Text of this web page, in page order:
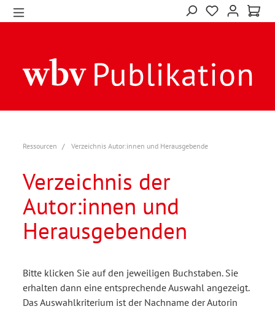
Ressourcen Verzeichnis Autor:innen und Herausgebende
Verzeichnis der
Autor:innen und
Herausgebenden
Bitte klicken Sie auf den jeweiligen Buchstaben. Sie
erhalten dann eine entsprechende Auswahl angezeigt.
Das Auswahlkriterium ist der Nachname der Autorin